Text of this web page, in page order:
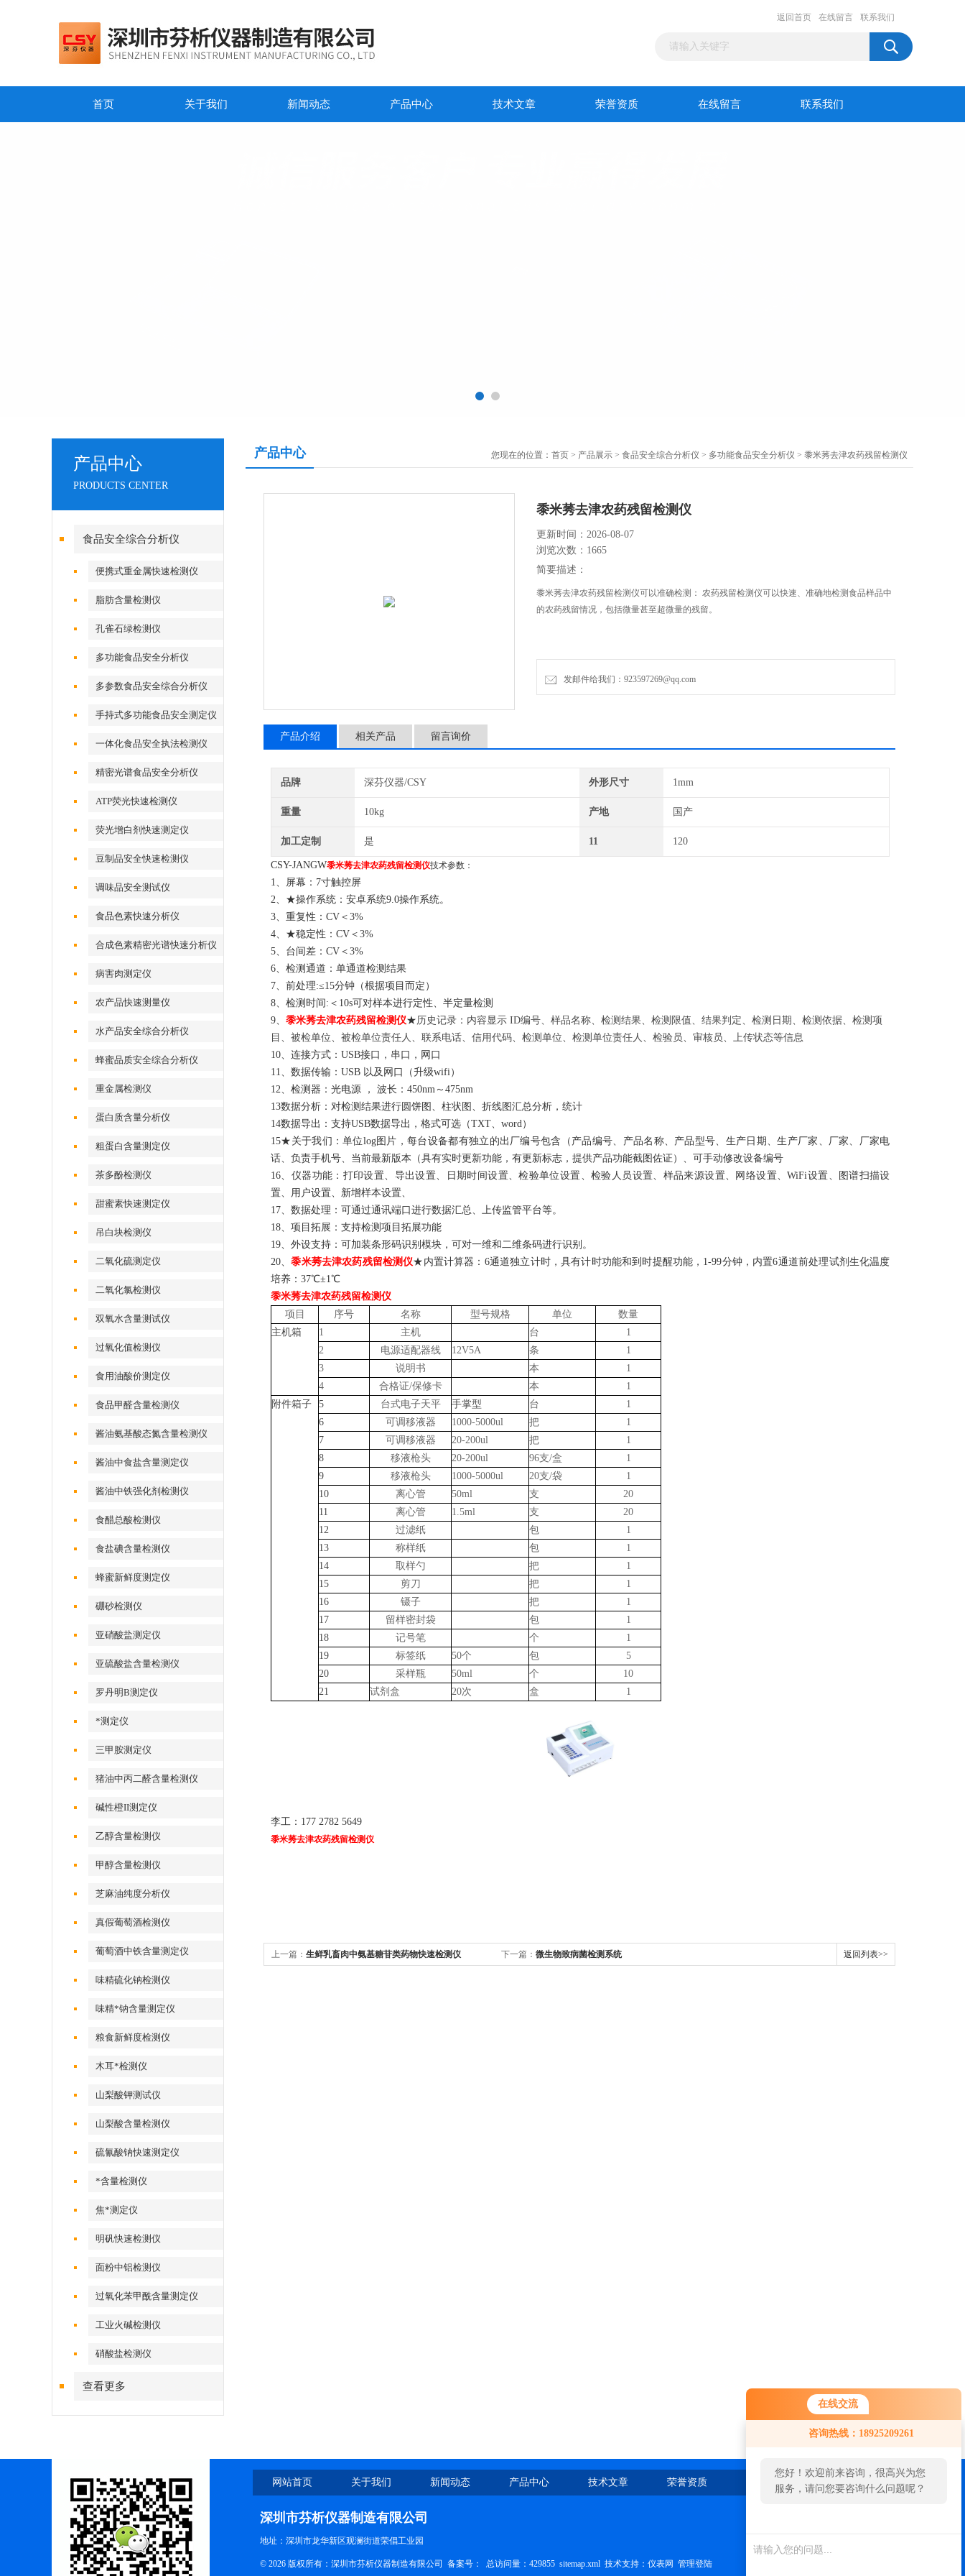
在线交流
咨询热线：18925209261
您好！欢迎前来咨询，很高兴为您
服务，请问您要咨询什么问题呢？
返回首页 在线留言 联系我们
首页 关于我们 新闻动态 产品中心 技术文章 荣誉资质 在线留言 联系我们
产品中心
PRODUCTS CENTER
食品安全综合分析仪
便携式重金属快速检测仪
脂肪含量检测仪
孔雀石绿检测仪
多功能食品安全分析仪
多参数食品安全综合分析仪
手持式多功能食品安全测定仪
一体化食品安全执法检测仪
精密光谱食品安全分析仪
ATP荧光快速检测仪
荧光增白剂快速测定仪
豆制品安全快速检测仪
调味品安全测试仪
食品色素快速分析仪
合成色素精密光谱快速分析仪
病害肉测定仪
农产品快速测量仪
水产品安全综合分析仪
蜂蜜品质安全综合分析仪
重金属检测仪
蛋白质含量分析仪
粗蛋白含量测定仪
茶多酚检测仪
甜蜜素快速测定仪
吊白块检测仪
二氧化硫测定仪
二氧化氯检测仪
双氧水含量测试仪
过氧化值检测仪
食用油酸价测定仪
食品甲醛含量检测仪
酱油氨基酸态氮含量检测仪
酱油中食盐含量测定仪
酱油中铁强化剂检测仪
食醋总酸检测仪
食盐碘含量检测仪
蜂蜜新鲜度测定仪
硼砂检测仪
亚硝酸盐测定仪
亚硫酸盐含量检测仪
罗丹明B测定仪
*测定仪
三甲胺测定仪
猪油中丙二醛含量检测仪
碱性橙II测定仪
乙醇含量检测仪
甲醇含量检测仪
芝麻油纯度分析仪
真假葡萄酒检测仪
葡萄酒中铁含量测定仪
味精硫化钠检测仪
味精*钠含量测定仪
粮食新鲜度检测仪
木耳*检测仪
山梨酸钾测试仪
山梨酸含量检测仪
硫氰酸钠快速测定仪
*含量检测仪
焦*测定仪
明矾快速检测仪
面粉中铝检测仪
过氧化苯甲酰含量测定仪
工业火碱检测仪
硝酸盐检测仪
查看更多
产品中心 您现在的位置： 首页 > 产品展示 > 食品安全综合分析仪 > 多功能食品安全分析仪 > 黍米莠去津农药残留检测仪
黍米莠去津农药残留检测仪
更新时间：2026-08-07
浏览次数：1665
简要描述：
黍米莠去津农药残留检测仪可以准确检测： 农药残留检测仪可以快速、准确地检测食品样品中
的农药残留情况，包括微量甚至超微量的残留。
发邮件给我们：923597269@qq.com
产品介绍 相关产品 留言询价
品牌 深芬仪器/CSY 外形尺寸 1mm
重量 10kg 产地 国产
加工定制 是 11 120
CSY-JANGW黍米莠去津农药残留检测仪技术参数：
1、屏幕：7寸触控屏
2、★操作系统：安卓系统9.0操作系统。
3、重复性：CV＜3%
4、★稳定性：CV＜3%
5、台间差：CV＜3%
6、检测通道：单通道检测结果
7、前处理:≤15分钟（根据项目而定）
8、检测时间:＜10s可对样本进行定性、半定量检测
9、 黍米莠去津农药残留检测仪★历史记录：内容显示 ID编号、样品名称、检测结果、检测限值、结果判定、检测日期、检测依据、检测项
目、被检单位、被检单位责任人、联系电话、信用代码、检测单位、检测单位责任人、检验员、审核员、上传状态等信息
10、连接方式：USB接口，串口，网口
11、数据传输：USB 以及网口（升级wifi）
12、检测器：光电源 ， 波长：450nm～475nm
13数据分析：对检测结果进行圆饼图、柱状图、折线图汇总分析，统计
14数据导出：支持USB数据导出，格式可选（TXT、word）
15★关于我们：单位log图片，每台设备都有独立的出厂编号包含（产品编号、产品名称、产品型号、生产日期、生产厂家、厂家、厂家电
话、负责手机号、当前最新版本（具有实时更新功能，有更新标志，提供产品功能截图佐证）、可手动修改设备编号
16、 仪器功能 ： 打印设置、导出设置、 日期时间设置、检验单位设置、检验人员设置、样品来源设置、网络设置、WiFi设置、图谱扫描设
置、用户设置、新增样本设置、
17、数据处理：可通过通讯端口进行数据汇总、上传监管平台等。
18、项目拓展：支持检测项目拓展功能
19、外设支持：可加装条形码识别模块，可对一维和二维条码进行识别。
20、黍米莠去津农药残留检测仪★内置计算器：6通道独立计时，具有计时功能和到时提醒功能，1-99分钟，内置6通道前处理试剂生化温度
培养：37℃±1℃
黍米莠去津农药残留检测仪
项目
序号 名称 型号规格 单位
数量
主机箱
1 主机 台
1
2
电源适配器线 12V5A 条
1
3
说明书 本
1
4
合格证/保修卡 本
1
附件箱子
5 台式电子天平 手掌型 台
1
6
可调移液器 1000-5000ul 把
1
7
可调移液器 20-200ul 把
1
8
移液枪头 20-200ul 96支/盒
1
9
移液枪头 1000-5000ul 20支/袋
1
10
离心管 50ml 支
20
11
离心管 1.5ml 支
20
12
过滤纸 包
1
13
称样纸 包
1
14
取样勺 把
1
15
剪刀 把
1
16
镊子 把
1
17
留样密封袋 包
1
18
记号笔 个
1
19
标签纸 50个 包
5
20
采样瓶 50ml 个
10
21
试剂盒 20次 盒 1
李工：177 2782 5649
黍米莠去津农药残留检测仪
上一篇： 生鲜乳畜肉中氨基糖苷类药物快速检测仪 下一篇： 微生物致病菌检测系统 返回列表>>
网站首页 关于我们 新闻动态 产品中心 技术文章 荣誉资质 在线留言 联系我们
深圳市芬析仪器制造有限公司
地址：深圳市龙华新区观澜街道荣倡工业园
© 2026 版权所有：深圳市芬析仪器制造有限公司 备案号： 总访问量：429855 sitemap.xml 技术支持： 仪表网 管理登陆